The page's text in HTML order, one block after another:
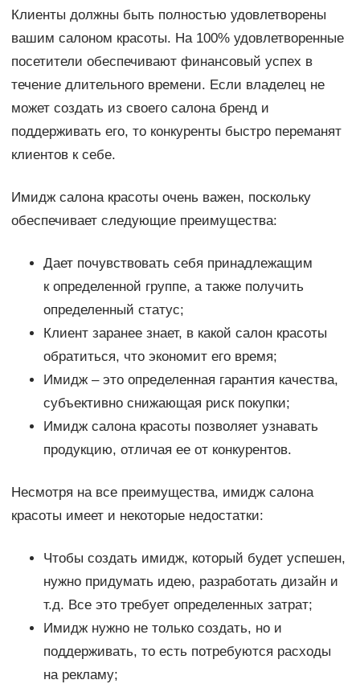
Клиенты должны быть полностью удовлетворены
вашим салоном красоты. На 100% удовлетворенные
посетители обеспечивают финансовый успех в
течение длительного времени. Если владелец не
может создать из своего салона бренд и
поддерживать его, то конкуренты быстро переманят
клиентов к себе.
Имидж салона красоты очень важен, поскольку
обеспечивает следующие преимущества:
Дает почувствовать себя принадлежащим
к определенной группе, а также получить
определенный статус;
Клиент заранее знает, в какой салон красоты
обратиться, что экономит его время;
Имидж – это определенная гарантия качества,
субъективно снижающая риск покупки;
Имидж салона красоты позволяет узнавать
продукцию, отличая ее от конкурентов.
Несмотря на все преимущества, имидж салона
красоты имеет и некоторые недостатки:
Чтобы создать имидж, который будет успешен,
нужно придумать идею, разработать дизайн и
т.д. Все это требует определенных затрат;
Имидж нужно не только создать, но и
поддерживать, то есть потребуются расходы
на рекламу;